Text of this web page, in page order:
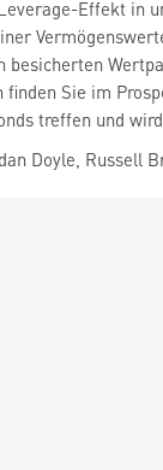
Effekt in
Sie im
treffen und
Doyle, Russell